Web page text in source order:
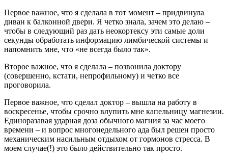
Первое важное, что я сделала в тот момент – придвинула
диван к балконной двери. Я четко знала, зачем это делаю –
чтобы в следующий раз дать неокортексу эти самые доли
секунды обработать информацию лимбической системы и
напомнить мне, что «не всегда было так».
Второе важное, что я сделала – позвонила доктору
(совершенно, кстати, непрофильному) и четко все
проговорила.
Первое важное, что сделал доктор – вышла на работу в
воскресенье, чтобы срочно влупить мне капельницу магнезии.
Единоразавая ударная доза обычного магния за час моего
времени – и вопрос многонедельного ада был решен просто
механическим насильным отдыхом от гормонов стресса. В
моем случае(!) это было действительно так просто.